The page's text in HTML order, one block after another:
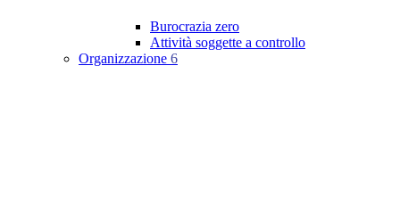
Burocrazia zero
Attività soggette a controllo
Organizzazione 6